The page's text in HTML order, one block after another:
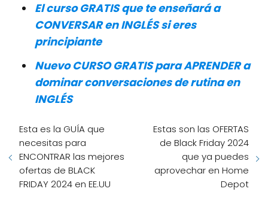
El curso GRATIS que te enseñará a
CONVERSAR en INGLÉS si eres
principiante
Nuevo CURSO GRATIS para APRENDER a
dominar conversaciones de rutina en
INGLÉS
Esta es la GUÍA que
necesitas para
ENCONTRAR las mejores
ofertas de BLACK
FRIDAY 2024 en EE.UU
Estas son las OFERTAS
de Black Friday 2024
que ya puedes
aprovechar en Home
Depot